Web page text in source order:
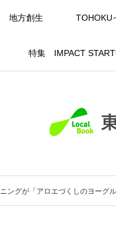
地方創生 TOHOKU
特集 IMPACT
ングが「アロエづくしのヨーグ